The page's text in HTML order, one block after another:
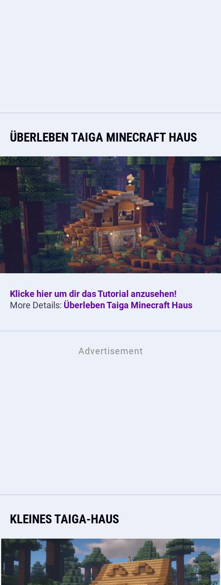
ÜBERLEBEN TAIGA MINECRAFT HAUS
Klicke hier um dir das Tutorial anzusehen!
More Details: Überleben Taiga Minecraft Haus
KLEINES TAIGA-HAUS